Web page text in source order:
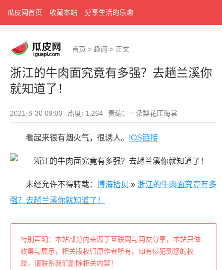
瓜皮网首页 收藏本站 分享生活的乐趣
首页 > 趣闻 > 正文
浙江的牛肉面究竟有多强？去趟兰溪你
就知道了！
2021-8-30 09:00 热度: 1,264 责编：一朵梨花压海棠
看起来很有烟火气，很诱人。 IOS链接
未经允许不得转载： 博海拾贝 » 浙江的牛肉面究竟有多
强？去趟兰溪你就知道了！
特别声明：本站部分内来源于互联网与网友分享，本站只做
收集与展示，相关版权归原作者所有，如有侵犯到您的权
益，请联系我们删除相关内容！